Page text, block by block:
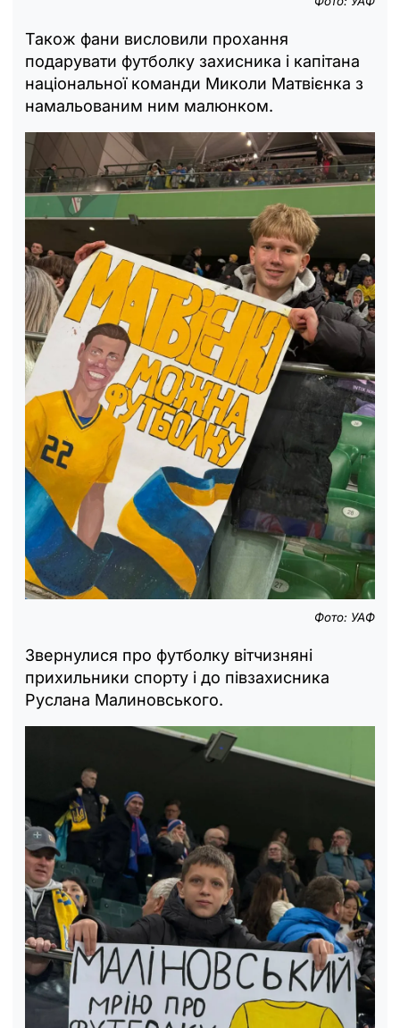
Також фани висловили прохання
подарувати футболку захисника і капітана
національної команди Миколи Матвієнка з
намальованим ним малюнком.
Фото: УАФ
Звернулися про футболку вітчизняні
прихильники спорту і до півзахисника
Руслана Малиновського.